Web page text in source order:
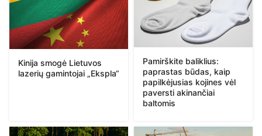
Kinija smogė Lietuvos
lazerių gamintojai „Ekspla“
Pamirškite baliklius:
paprastas būdas, kaip
papilkėjusias kojines vėl
paversti akinančiai
baltomis